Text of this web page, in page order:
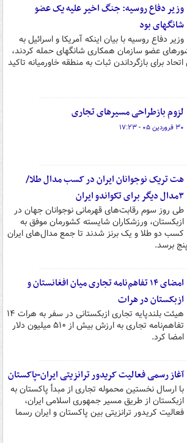
وزیر دفاع روسیه: جنگ اخیر علیه یک عضو
شانگهای بود
وزیر دفاع روسیه با بیان اینکه آمریکا و اسرائیل به
عضو سازمان همکاری شانگهای حمله کردند،
برای بازگرداندن ثبات به منطقه خاورمیانه تاکید
لزوم بازطراحی مسیرهای تجاری
۳۰ فروردین ۰۵ - ۱۷:۲۳
هت تریک نوجوانان ایران در کسب مدال طلا/
۳مدال دیگر برای تکواندو ایران
طی روز سوم رقابت‌های قهرمانی نوجوانان جهان در
ازبکستان، ورزشکاران شایسته کشورمان موفق به
کسب دو طلا و یک برنز شدند تا جمع مدال‌های ایران
برسد.
امضای ۱۴ تفاهم‌نامه تجاری میان افغانستان و
ازبکستان در هرات
هیئت بلندپایه تجاری ازبکستانی در سفر به هرات ۱۴
تفاهم‌نامه تجاری به ارزش بیش از ۵۱۰ میلیون دلار
امضا کرد.
آغاز رسمی فعالیت کریدور ترانزیتی ایران-پاکستان
با ارسال نخستین محموله تجاری از مبدأ پاکستان به
ازبکستان از طریق مسیر جمهوری اسلامی ایران،
فعالیت کریدور ترانزیتی بین پاکستان و ایران رسما